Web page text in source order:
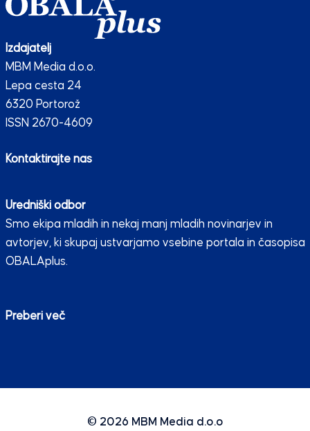
Izdajatelj
MBM Media d.o.o.
Lepa cesta 24
6320 Portorož
ISSN 2670-4609
Kontaktirajte nas
Uredniški odbor
Smo ekipa mladih in nekaj manj mladih novinarjev in
avtorjev, ki skupaj ustvarjamo vsebine portala in časopisa
OBALAplus.
Preberi več
© 2026 MBM Media d.o.o